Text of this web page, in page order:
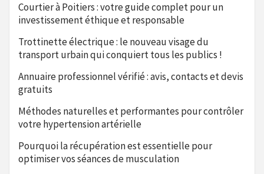
Courtier à Poitiers : votre guide complet pour un
investissement éthique et responsable
Trottinette électrique : le nouveau visage du
transport urbain qui conquiert tous les publics !
Annuaire professionnel vérifié : avis, contacts et devis
gratuits
Méthodes naturelles et performantes pour contrôler
votre hypertension artérielle
Pourquoi la récupération est essentielle pour
optimiser vos séances de musculation